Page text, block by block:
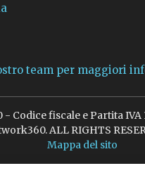
team per maggiori
Codice fiscale e Partita
ALL RIGHTS
Mappa del sito